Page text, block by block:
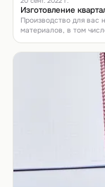
Изготовление
Производство для вас
материалов, в том